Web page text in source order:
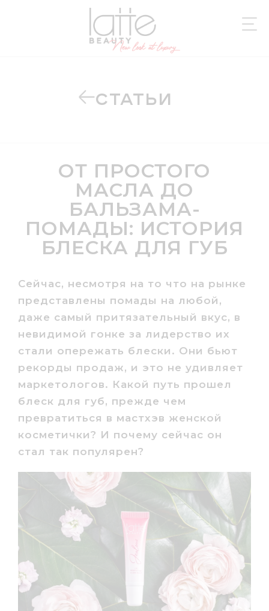
СТАТЬИ
ОТ ПРОСТОГО
МАСЛА ДО
БАЛЬЗАМА-
ПОМАДЫ: ИСТОРИЯ
БЛЕСКА ДЛЯ ГУБ
Сейчас, несмотря на то что на рынке
представлены помады на любой,
даже самый притязательный вкус, в
невидимой гонке за лидерство их
стали опережать блески. Они бьют
рекорды продаж, и это не удивляет
маркетологов. Какой путь прошел
блеск для губ, прежде чем
превратиться в мастхэв женской
косметички? И почему сейчас он
стал так популярен?